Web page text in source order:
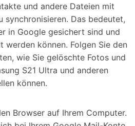
und andere Dateien mit
synchronisieren. Das bedeutet,
in Google gesichert sind und
werden können. Folgen Sie den
wie Sie gelöschte Fotos und
S21 Ultra und anderen
können.
Browser auf Ihrem Computer.